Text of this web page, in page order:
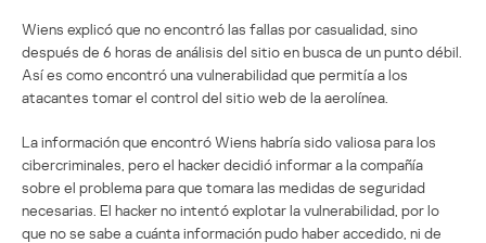
Wiens explicó que no encontró las fallas por casualidad, sino
después de 6 horas de análisis del sitio en busca de un punto débil.
Así es como encontró una vulnerabilidad que permitía a los
atacantes tomar el control del sitio web de la aerolínea.
La información que encontró Wiens habría sido valiosa para los
cibercriminales, pero el hacker decidió informar a la compañía
sobre el problema para que tomara las medidas de seguridad
necesarias. El hacker no intentó explotar la vulnerabilidad, por lo
que no se sabe a cuánta información pudo haber accedido, ni de